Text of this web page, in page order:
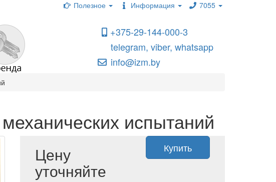
Полезное Информация 7055
+375-29-144-000-3
telegram, viber, whatsapp
info@izm.by
испытаний
Цену
уточняйте
Купить